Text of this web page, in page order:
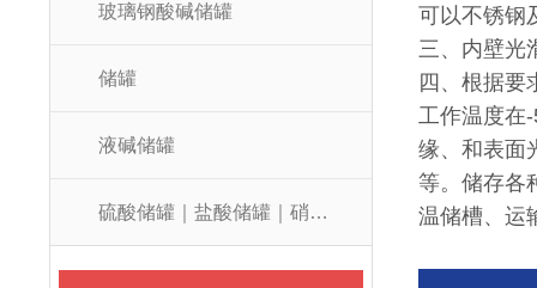
玻璃钢酸碱储罐
储罐
液碱储罐
硫酸储罐｜盐酸储罐｜硝酸储罐
可以不锈钢
三、内壁光
四、根据要
工作温度在
缘、和表面
等。储存各
温储槽、运